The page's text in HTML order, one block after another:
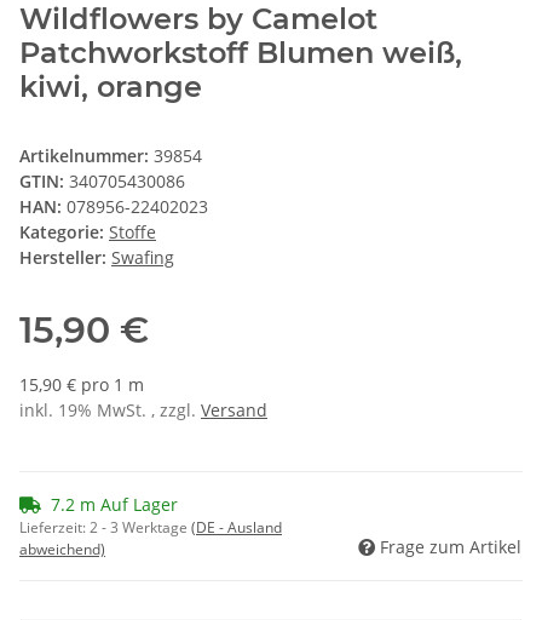
Wildflowers by Camelot
Patchworkstoff Blumen weiß,
kiwi, orange
Artikelnummer: 39854
GTIN: 340705430086
HAN: 078956-22402023
Kategorie: Stoffe
Hersteller: Swafing
15,90 €
15,90 € pro 1 m
inkl. 19% MwSt. , zzgl. Versand
7.2 m Auf Lager
Lieferzeit:2 - 3 Werktage (DE - Ausland
abweichend)
Frage zum Artikel